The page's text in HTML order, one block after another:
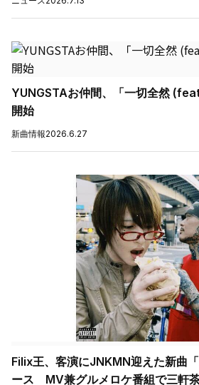
YUNGSTAお仲間、「一切全然
開始
新曲情報2026.6.27
Filix王、客演にJNKMN迎えた新曲
ース MV兼グルメロケ番組で三軒